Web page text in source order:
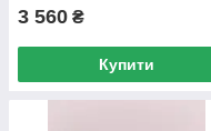
3 560 ₴
Купити